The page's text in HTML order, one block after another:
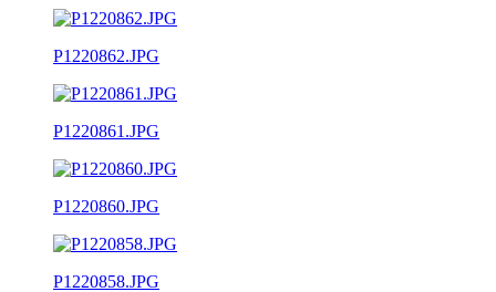
P1220862.JPG
P1220861.JPG
P1220860.JPG
P1220858.JPG